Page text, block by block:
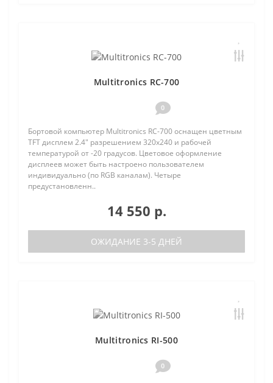
Multitronics RC-700
0
Бортовой компьютер Multitronics RC-700 оснащен цветным
TFT дисплем 2.4" разрешением 320х240 и рабочей
температурой от -20 градусов. Цветовое оформление
дисплеев может быть настроено пользователем
индивидуально (по RGB каналам). Четыре
предустановленн..
14 550 р.
ОЖИДАНИЕ 3-5 ДНЕЙ
Multitronics RI-500
0